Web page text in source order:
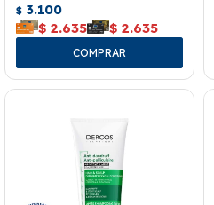
$ 3.100
$ 2.635 $ 2.635